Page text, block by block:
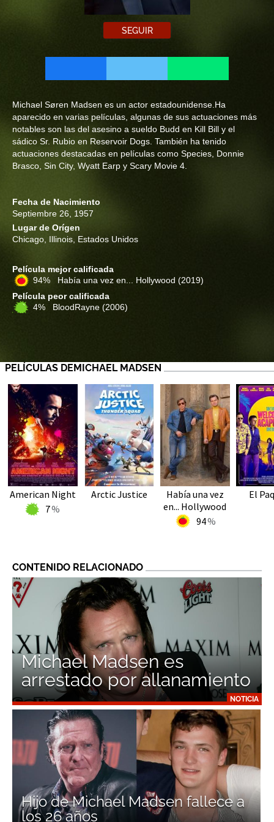
SEGUIR
Michael Søren Madsen es un actor estadounidense.Ha
aparecido en varias películas, algunas de sus actuaciones más
notables son las del asesino a sueldo Budd en Kill Bill y el
sádico Sr. Rubio en Reservoir Dogs. También ha tenido
actuaciones destacadas en películas como Species, Donnie
Brasco, Sin City, Wyatt Earp y Scary Movie 4.
Fecha de Nacimiento
Septiembre 26, 1957
Lugar de Orígen
Chicago, Illinois, Estados Unidos
Película mejor calificada
94% Había una vez en... Hollywood (2019)
Película peor calificada
4% BloodRayne (2006)
PELÍCULAS DEMICHAEL MADSEN
American Night
7
Arctic Justice
Había una vez
en... Hollywood
94
El
CONTENIDO RELACIONADO
NOTICIA
Michael Madsen es
arrestado por allanamiento
Hijo de Michael Madsen fallece a
los 26 años